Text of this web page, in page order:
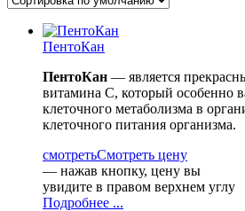
ПентоКан
ПентоКан — является
витамина С, который особенно
клеточного метаболизма в
клеточного питания организма.
смотретьСмотреть цену
— нажав кнопку, цену вы
увидите в правом верхнем углу
Подробнее ...